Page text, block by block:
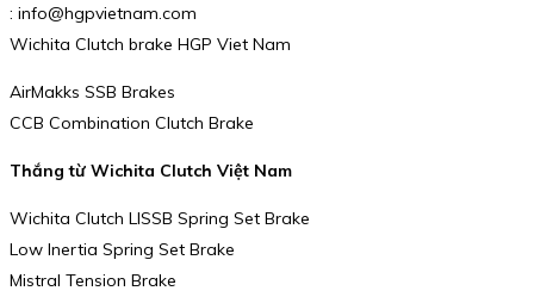
: info@hgpvietnam.com
Wichita Clutch brake HGP Viet Nam
AirMakks SSB Brakes
CCB Combination Clutch Brake
Thắng từ Wichita Clutch Việt Nam
Wichita Clutch LISSB Spring Set Brake
Low Inertia Spring Set Brake
Mistral Tension Brake